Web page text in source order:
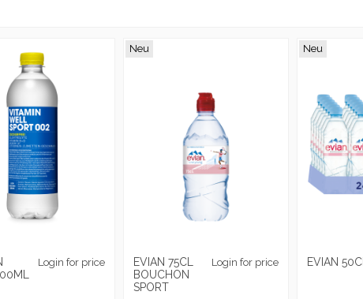
Login for price
Neu
EVIAN 75CL
BOUCHON
SPORT
Login for price
Neu
EVIAN 50CL